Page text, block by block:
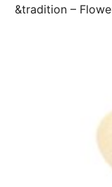
&tradition –